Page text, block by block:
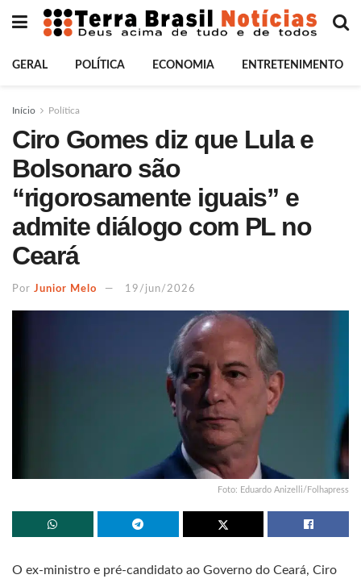
GERAL POLÍTICA ECONOMIA ENTRETENIMENTO
Início Política
Ciro Gomes diz que Lula e
Bolsonaro são
“rigorosamente iguais” e
admite diálogo com PL no
Ceará
Por Junior Melo 19/jun/2026
Foto: Eduardo Anizelli/Folhapress
O ex-ministro e pré-candidato ao Governo do Ceará, Ciro